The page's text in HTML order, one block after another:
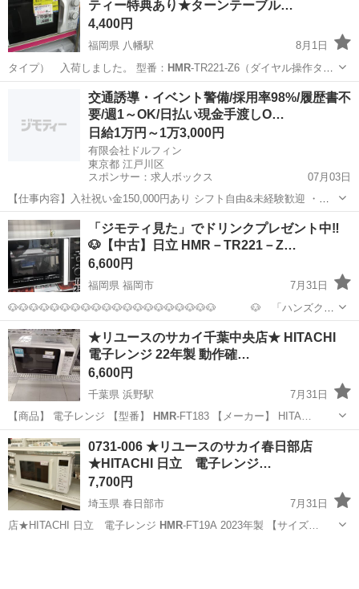
腹筋
ティー特典あり★ターンテーブル…
4,400円
福岡県 八幡駅
8月1日
タイプ） 入荷しました。 型番： HMR-TR221-Z6（ダイヤル操作タイ
プ…
北九州市 八幡駅 キッチン家電 ターンテーブル
交通誘導・イベント警備/採用率98%/履歴書不
要/週1～OK/日払い現金手渡しO…
日給1万円～1万3,000円
有限会社ドルフィン
東京都 江戸川区
スポンサー：求人ボックス
07月03日
【仕事内容】入社祝い金150,000円あり シフト自由&未経験歓迎
・直
行直帰OK ・一部車・自転車・バイク通勤OK ・週1～OK ・日払い・
週払いOK、現金手渡しも可能です! <仕事内容> 建築・土木工事現場
で...
アルバイト・パート
「ジモティ見た」でドリンクプレゼント中‼
🐶【中古】日立 HMR－TR221－Z…
6,600円
福岡県 福岡市
7月31日
🐶🐶🐶🐶🐶🐶🐶🐶🐶🐶🐶🐶🐶🐶🐶🐶🐶🐶🐶🐶 🐶 「ハンズクラ
フト 博多店」 🐶 🐶🐶🐶🐶🐶🐶🐶🐶🐶🐶🐶🐶🐶🐶🐶🐶🐶🐶🐶🐶 ＜絶
賛イベント開催中‼‼＞ 🌈商品ご購入時にスタッフに「ジモ
ティ...
福岡 福岡市 キッチン家電 HMR
★リユースのサカイ千葉中央店★ HITACHI
電子レンジ 22年製 動作確…
6,600円
千葉県 浜野駅
7月31日
【商品】 電子レンジ 【型番】
HMR-FT183 【メーカー】 HITA…
千葉 千葉市 キッチン家電 サカイ
0731-006 ★リユースのサカイ春日部店
★HITACHI 日立 電子レンジ…
7,700円
埼玉県 春日部市
7月31日
店★HITACHI 日立 電子レンジ HMR-FT19A 2023年製 【サイズ…